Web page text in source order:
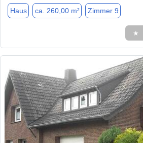
Haus ca. 260,00 m² Zimmer 9
★